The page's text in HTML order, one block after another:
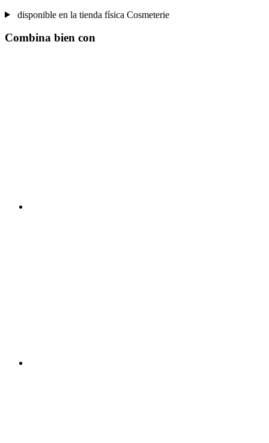
disponible en la tienda física Cosmeterie
Combina bien con